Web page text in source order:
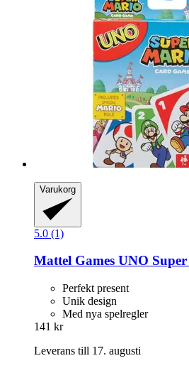
Varukorg
5.0 (1)
Mattel Games UNO
Perfekt present
Unik design
Med nya spelregler
141 kr
Leverans till 17. augusti